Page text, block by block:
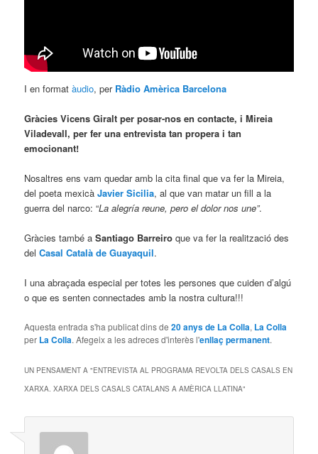
I en formatàudio, per Ràdio Amèrica Barcelona
Gràcies Vicens Giralt per posar-nos en contacte, i Mireia
Viladevall, per fer una entrevista tan propera i tan
emocionant!
Nosaltres ens vam quedar amb la cita final que va fer la Mireia,
del poeta mexicàJavier Sicilia, al que van matar un fill a la
guerra del narco: “La alegría reune, pero el dolor nos une”.
Gràcies també aSantiago Barreiro que va fer la realització des
delCasal Català de Guayaquil.
I una abraçada especial per totes les persones que cuiden d’algú
o que es senten connectades amb la nostra cultura!!!
Aquesta entrada s'ha publicat dins de20 anys de La Colla, La Colla
per La Colla. Afegeix a les adreces d'interès l'enllaç permanent.
UN PENSAMENT A "ENTREVISTA AL PROGRAMA REVOLTA DELS CASALS EN
XARXA. XARXA DELS CASALS CATALANS A AMÈRICA LLATINA"